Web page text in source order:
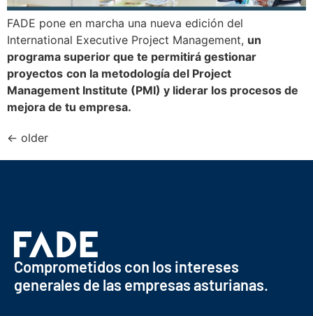
FADE pone en marcha una nueva edición del
International Executive Project Management, un
programa superior que te permitirá gestionar
proyectos con la metodología del Project
Management Institute (PMI) y liderar los procesos de
mejora de tu empresa.
← older
Comprometidos con los intereses
generales de las empresas asturianas.